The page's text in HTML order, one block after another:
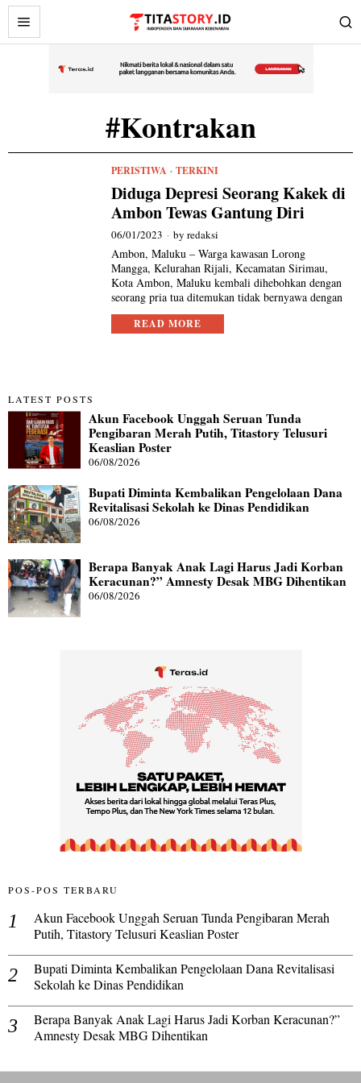
#Kontrakan
PERISTIWA · TERKINI
Diduga Depresi Seorang Kakek di
Ambon Tewas Gantung Diri
06/01/2023 byredaksi
Ambon, Maluku – Warga kawasan Lorong
Mangga, Kelurahan Rijali, Kecamatan Sirimau,
Kota Ambon, Maluku kembali dihebohkan dengan
seorang pria tua ditemukan tidak bernyawa dengan
READ MORE
LATEST POSTS
Akun Facebook Unggah Seruan Tunda
Pengibaran Merah Putih, Titastory Telusuri
Keaslian Poster
06/08/2026
Bupati Diminta Kembalikan Pengelolaan Dana
Revitalisasi Sekolah ke Dinas Pendidikan
06/08/2026
Berapa Banyak Anak Lagi Harus Jadi Korban
Keracunan?” Amnesty Desak MBG Dihentikan
06/08/2026
POS-POS TERBARU
Akun Facebook Unggah Seruan Tunda Pengibaran Merah
Putih, Titastory Telusuri Keaslian Poster
Bupati Diminta Kembalikan Pengelolaan Dana Revitalisasi
Sekolah ke Dinas Pendidikan
Berapa Banyak Anak Lagi Harus Jadi Korban Keracunan?”
Amnesty Desak MBG Dihentikan